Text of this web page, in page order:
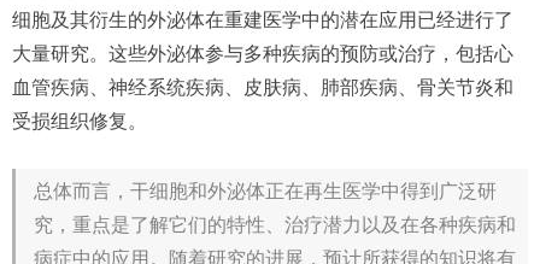
细胞及其衍生的外泌体在重建医学中的潜在应用已经进行了
大量研究。这些外泌体参与多种疾病的预防或治疗，包括心
血管疾病、神经系统疾病、皮肤病、肺部疾病、骨关节炎和
受损组织修复。
总体而言，干细胞和外泌体正在再生医学中得到广泛研
究，重点是了解它们的特性、治疗潜力以及在各种疾病和
病症中的应用。随着研究的进展，预计所获得的知识将有